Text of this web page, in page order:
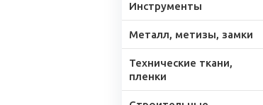
Инструменты
Металл, метизы, замки
Технические ткани,
пленки